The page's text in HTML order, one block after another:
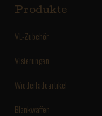
Produkte
VL-Zubehör
Visierungen
Wiederladeartikel
Blankwaffen